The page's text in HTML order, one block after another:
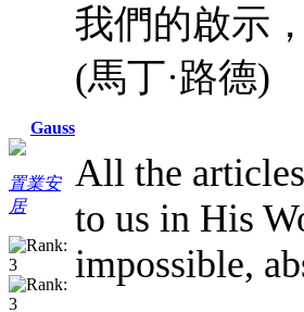
Gauss
置業安
居
我們的啟示
(馬丁·路德)
All the
to us in His
impossible,